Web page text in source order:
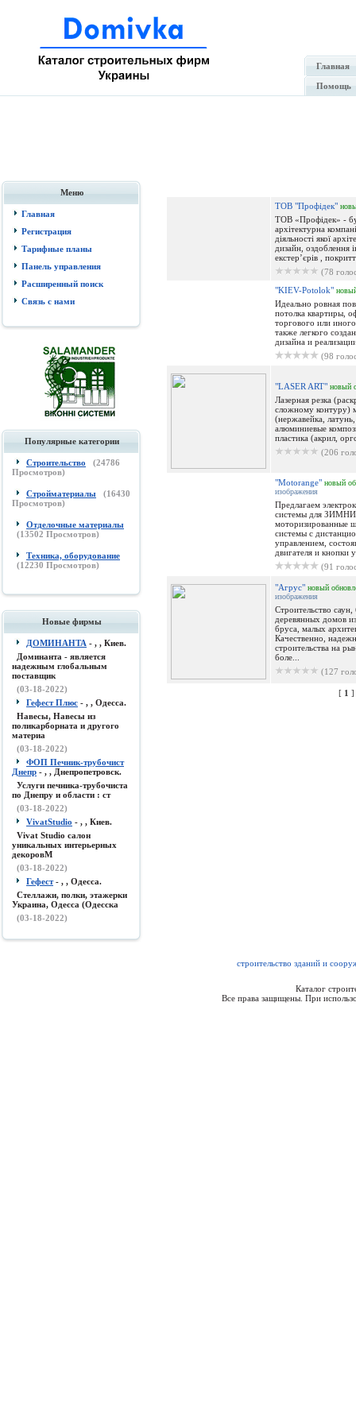
Главная
Помощь
Меню
Главная
Регистрация
Тарифные планы
Панель управления
Расширенный поиск
Связь с нами
Популярные категории
Строительство (24786
Просмотров)
Стройматериалы (16430
Просмотров)
Отделочные материалы
(13502 Просмотров)
Техника, оборудование
(12230 Просмотров)
Новые фирмы
ДОМИНАНТА - , , Киев.
Доминанта - является
надежным глобальным
поставщик
(03-18-2022)
Гефест Плюс - , , Одесса.
Навесы, Навесы из
поликарборната и другого
материа
(03-18-2022)
ФОП Печник-трубочист
Днепр - , , Днепропетровск.
Услуги печника-трубочиста
по Днепру и области : ст
(03-18-2022)
VivatStudio - , , Киев.
Vivat Studio салон
уникальных интерьерных
декоровМ
(03-18-2022)
Гефест- , , Одесса.
Стеллажи, полки, этажерки
Украина, Одесса (Одесска
(03-18-2022)
ТОВ "Профідек"
ТОВ «Профідек» -
архітектурна
діяльності якої
дизайн, оздоблення
екстер’єрів ,
(78
"KIEV-Potolok"
Идеально ровная
потолка квартиры,
торгового или
также легкого
дизайна и
(98
"LASER ART" новый
Лазерная резка
сложному контуру)
(нержавейка,
алюминиевые
пластика (акрил,
(206
"Motorange" новый
изображения
Предлагаем
системы для
моторизированные
системы с
управлением,
двигателя и кнопки
(91
"Агрус" новый
изображения
Строительство саун,
деревянных домов
бруса, малых
Качественно,
строительства на
боле...
(127
[ 1 ]
строительство зданий и
Каталог
Все права защищены. При